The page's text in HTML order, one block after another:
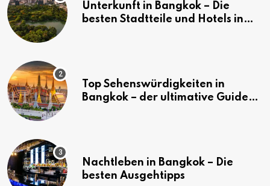
Unterkunft in Bangkok – Die
besten Stadtteile und Hotels in
Top Sehenswürdigkeiten in
Bangkok – der ultimative Guide
Nachtleben in Bangkok – Die
besten Ausgehtipps